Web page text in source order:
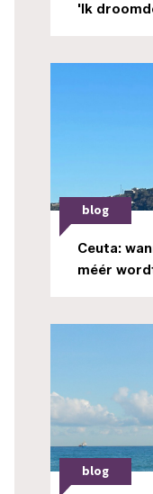
'Ik
blog
Ceuta:
méér
blog